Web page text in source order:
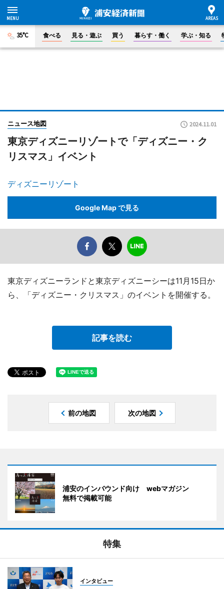
35°C 食べる 見る・遊ぶ 買う 暮らす・働く 学ぶ・知る
ニュース地図 2024.11.01
東京ディズニーリゾートで「ディズニー・ク
リスマス」イベント
ディズニーリゾート
Google Map で見る
東京ディズニーランドと東京ディズニーシーは11月15日か
ら、「ディズニー・クリスマス」のイベントを開催する。
記事を読む
前の地図 次の地図
浦安のインバウンド向け webマガジン
無料で掲載可能
特集
インタビュー